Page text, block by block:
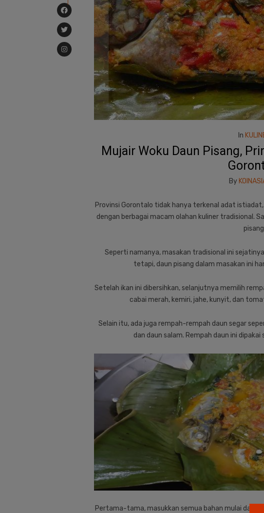
In
Mujair Woku Daun Pisang,
By
Provinsi Gorontalo tidak hanya terkenal adat
dengan berbagai macam olahan kuliner tradisional.
Seperti namanya, masakan tradisional ini
tetapi, daun pisang dalam masakan ini
Setelah ikan ini dibersihkan, selanjutnya memilih
cabai merah, kemiri, jahe, kunyit, dan
Selain itu, ada juga rempah-rempah daun segar
dan daun salam. Rempah daun ini
Pertama-tama, masukkan semua bahan mulai dari